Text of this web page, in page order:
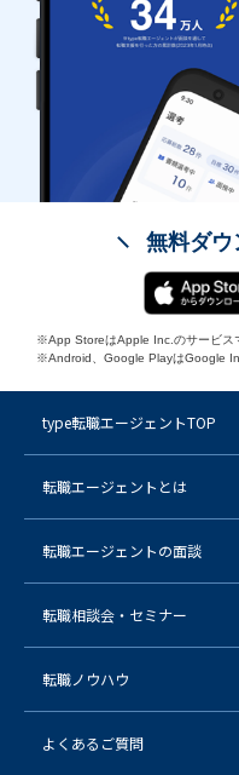
無料ダウ
※App StoreはApple Inc.のサービス
※Android、Google PlayはGoogle
type転職エージェントTOP
転職エージェントとは
転職エージェントの面談
転職相談会・セミナー
転職ノウハウ
よくあるご質問